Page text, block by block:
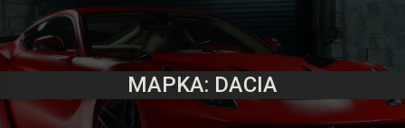
ΜΆΡΚΑ: DACIA